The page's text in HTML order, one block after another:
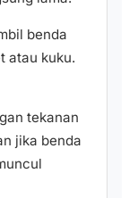
benda
atau kuku.
tekanan
jika benda